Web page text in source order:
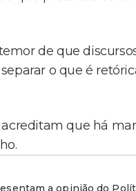
de que
o que é
que há
a opinião do